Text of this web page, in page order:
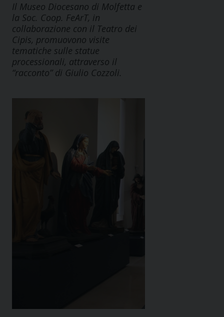
Il Museo Diocesano di Molfetta e
la Soc. Coop. FeArT, in
collaborazione con il Teatro dei
Cipis, promuovono visite
tematiche sulle statue
processionali, attraverso il
“racconto” di Giulio Cozzoli.